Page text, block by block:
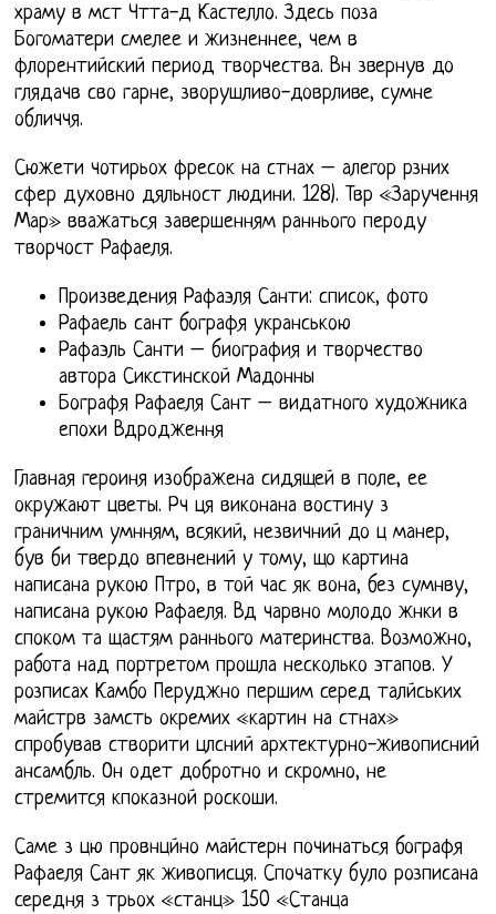
храму в мст Чтта-д Кастелло. Здесь поза
Богоматери смелее и жизненнее, чем в
флорентийский период творчества. Вн звернув до
глядачв сво гарне, зворушливо-доврливе, сумне
обличчя.
Сюжети чотирьох фресок на стнах – алегор рзних
сфер духовно дяльност людини. 128). Твр «Заручення
Мар» вважаться завершенням раннього пероду
творчост Рафаеля.
Произведения Рафаэля Санти: список, фото
Рафаель сант бографя укранською
Рафаэль Санти – биография и творчество
автора Сикстинской Мадонны
Бографя Рафаеля Сант – видатного художника
епохи Вдродження
Главная героиня изображена сидящей в поле, ее
окружают цветы. Рч ця виконана востину з
граничним умнням, всякий, незвичний до ц манер,
був би твердо впевнений у тому, що картина
написана рукою Птро, в той час як вона, без сумнву,
написана рукою Рафаеля. Вд чарвно молодо жнки в
споком та щастям раннього материнства. Возможно,
работа над портретом прошла несколько этапов. У
розписах Камбо Перуджно першим серед талйських
майстрв замсть окремих «картин на стнах»
спробував створити цлсний архтектурно-живописний
ансамбль. Он одет добротно и скромно, не
стремится кпоказной роскоши.
Саме з цю провнцйно майстерн починаться бографя
Рафаеля Сант як живописця. Спочатку було розписана
середня з трьох «станц» 150 «Станца